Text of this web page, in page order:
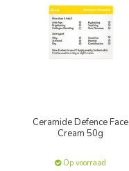
Ceramide Defence Face
Cream 50g
Op voorraad